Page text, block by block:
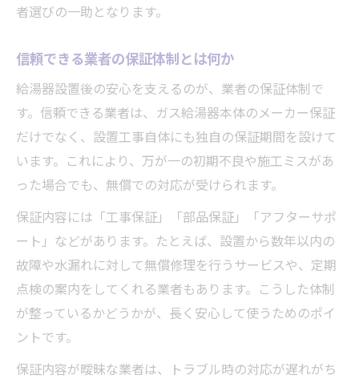
者選びの一助となります。
信頼できる業者の保証体制とは何か
給湯器設置後の安心を支えるのが、業者の保証体制で
す。信頼できる業者は、ガス給湯器本体のメーカー保証
だけでなく、設置工事自体にも独自の保証期間を設けて
います。これにより、万が一の初期不良や施工ミスがあ
った場合でも、無償での対応が受けられます。
保証内容には「工事保証」「部品保証」「アフターサポ
ート」などがあります。たとえば、設置から数年以内の
故障や水漏れに対して無償修理を行うサービスや、定期
点検の案内をしてくれる業者もあります。こうした体制
が整っているかどうかが、長く安心して使うためのポイ
ントです。
保証内容が曖昧な業者は、トラブル時の対応が遅れがち